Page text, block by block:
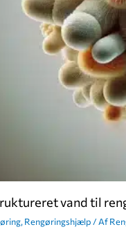
vand til
, Rengøringshjælp / Af